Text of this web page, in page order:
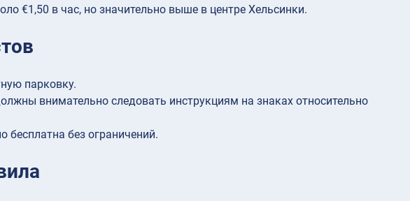
€1,50 в час, но значительно выше в центре Хельсинки.
парковку.
внимательно следовать инструкциям на знаках относительно
бесплатна без ограничений.